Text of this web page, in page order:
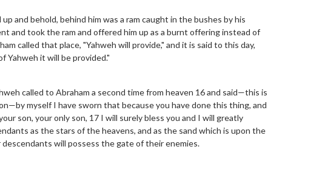
up and behold, behind him was a ram caught in the bushes by his
and took the ram and offered him up as a burnt offering instead of
called that place, "Yahweh will provide," and it is said to this day,
Yahweh it will be provided."
called to Abraham a second time from heaven 16 and said—this is
myself I have sworn that because you have done this thing, and
son, your only son, 17 I will surely bless you and I will greatly
as the stars of the heavens, and as the sand which is upon the
descendants will possess the gate of their enemies.